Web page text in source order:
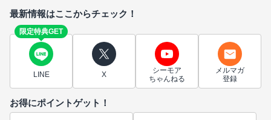
最新情報はここからチェック！
限定特典GET
LINE X
シーモア
ちゃんねる
メルマガ
登録
お得にポイントゲット！